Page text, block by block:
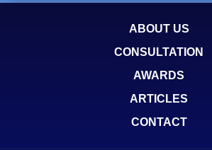
ABOUT US
CONSULTATION
AWARDS
ARTICLES
CONTACT